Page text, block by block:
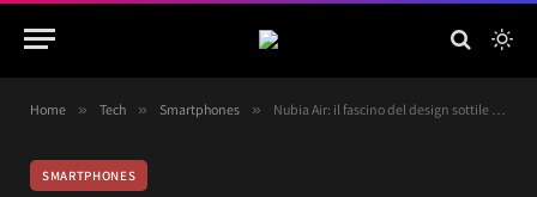
Home » Tech » Smartphones » Nubia Air: il fascino del design sottile si scontra con l’hardware entry-level
SMARTPHONES